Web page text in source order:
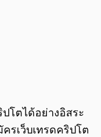
โตได้อย่างอิสระ
รเว็บเทรดคริปโต